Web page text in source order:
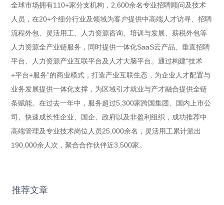
全球市场拥有110+家分支机构，2,600余名专业招聘顾问及技术
人员，在20+个细分行业及领域为客户提供中高端人才访寻、招聘
流程外包、灵活用工、人力资源咨询、培训与发展、薪税外包等
人力资源全产业链服务，同时提供一体化SaaS云产品、垂直招聘
平台、人力资源产业互联平台及人才大脑平台。通过构建“技术
+平台+服务”的商业模式，打造产业互联生态，为企业人才配置与
业务发展提供一体化支撑，为区域引才就业与产才融合提供全链
条赋能。在过去一年中，服务超过5,300家跨国集团、国内上市公
司、快速成长性企业、国企、政府以及非盈利组织，成功推荐中
高端管理及专业技术岗位人员25,000余名，灵活用工累计派出
190,000余人次，聚合合作伙伴近3,500家。
推荐文章